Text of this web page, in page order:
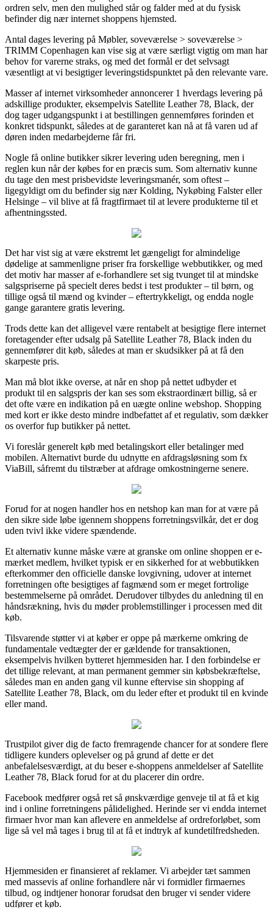
ordren selv, men den mulighed står og falder med at du fysisk
befinder dig nær internet shoppens hjemsted.
Antal dages levering på Møbler, soveværelse > soveværelse >
TRIMM Copenhagen kan vise sig at være særligt vigtig om man har
behov for varerne straks, og med det formål er det selvsagt
væsentligt at vi besigtiger leveringstidspunktet på den relevante vare.
Masser af internet virksomheder annoncerer 1 hverdags levering på
adskillige produkter, eksempelvis Satellite Leather 78, Black, der
dog tager udgangspunkt i at bestillingen gennemføres forinden et
konkret tidspunkt, således at de garanteret kan nå at få varen ud af
døren inden medarbejderne får fri.
Nogle få online butikker sikrer levering uden beregning, men i
reglen kun når der købes for en præcis sum. Som alternativ kunne
du tage den mest prisbevidste leveringsmanér, som oftest –
ligegyldigt om du befinder sig nær Kolding, Nykøbing Falster eller
Helsinge – vil blive at få fragtfirmaet til at levere produkterne til et
afhentningssted.
Det har vist sig at være ekstremt let gængeligt for almindelige
dødelige at sammenligne priser fra forskellige webbutikker, og med
det motiv har masser af e-forhandlere set sig tvunget til at mindske
salgspriserne på specielt deres bedst i test produkter – til børn, og
tillige også til mænd og kvinder – eftertrykkeligt, og endda nogle
gange garantere gratis levering.
Trods dette kan det alligevel være rentabelt at besigtige flere internet
foretagender efter udsalg på Satellite Leather 78, Black inden du
gennemfører dit køb, således at man er skudsikker på at få den
skarpeste pris.
Man må blot ikke overse, at når en shop på nettet udbyder et
produkt til en salgspris der kan ses som ekstraordinært billig, så er
det ofte være en indikation på en uægte online webshop. Shopping
med kort er ikke desto mindre indbefattet af et regulativ, som dækker
os overfor fup butikker på nettet.
Vi foreslår generelt køb med betalingskort eller betalinger med
mobilen. Alternativt burde du udnytte en afdragsløsning som fx
ViaBill, såfremt du tilstræber at afdrage omkostningerne senere.
Forud for at nogen handler hos en netshop kan man for at være på
den sikre side løbe igennem shoppens forretningsvilkår, det er dog
uden tvivl ikke videre spændende.
Et alternativ kunne måske være at granske om online shoppen er e-
mærket medlem, hvilket typisk er en sikkerhed for at webbutikken
efterkommer den officielle danske lovgivning, udover at internet
forretningen ofte besigtiges af fagmænd som er meget fortrolige
bestemmelserne på området. Derudover tilbydes du anledning til en
håndsrækning, hvis du møder problemstillinger i processen med dit
køb.
Tilsvarende støtter vi at køber er oppe på mærkerne omkring de
fundamentale vedtægter der er gældende for transaktionen,
eksempelvis hvilken bytteret hjemmesiden har. I den forbindelse er
det tillige relevant, at man permanent gemmer sin købsbekræftelse,
således man en anden gang vil kunne eftervise sin shopping af
Satellite Leather 78, Black, om du leder efter et produkt til en kvinde
eller mand.
Trustpilot giver dig de facto fremragende chancer for at sondere flere
tidligere kunders oplevelser og på grund af dette er det
anbefalelsesværdigt, at du beser e-shoppens anmeldelser af Satellite
Leather 78, Black forud for at du placerer din ordre.
Facebook medfører også ret så ønskværdige genveje til at få et kig
ind i online forretningens pålidelighed. Herinde ser vi endda internet
firmaer hvor man kan aflevere en anmeldelse af ordreforløbet, som
lige så vel må tages i brug til at få et indtryk af kundetilfredsheden.
Hjemmesiden er finansieret af reklamer. Vi arbejder tæt sammen
med massevis af online forhandlere når vi formidler firmaernes
tilbud, og indtjener honorar forudsat den bruger vi sender videre
udfører et køb.